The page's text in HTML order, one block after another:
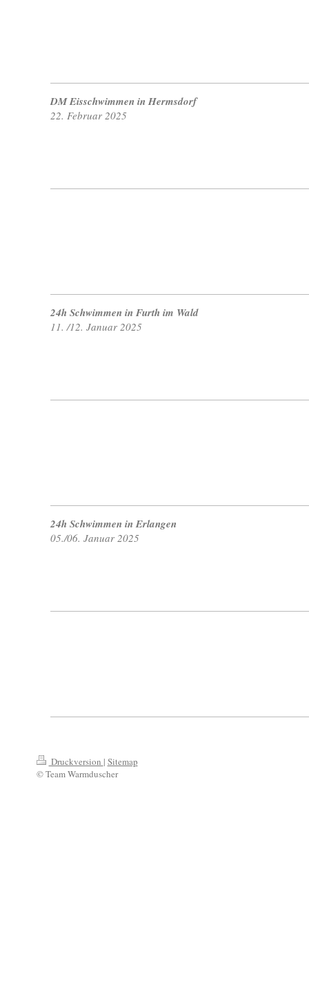
DM Eisschwimmen in Hermsdorf
22. Februar 2025
24h Schwimmen in Furth im Wald
11. /12. Januar 2025
24h Schwimmen in Erlangen
05./06. Januar 2025
Druckversion | Sitemap
© Team Warmduscher